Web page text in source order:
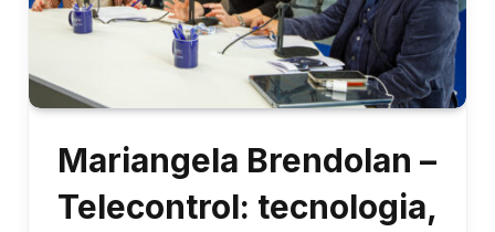
Mariangela Brendolan –
Telecontrol: tecnologia,